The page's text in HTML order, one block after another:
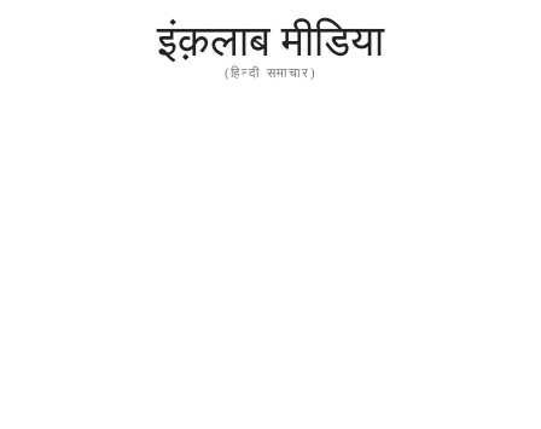
इंक़लाब मीडिया
(हिन्दी समाचार)